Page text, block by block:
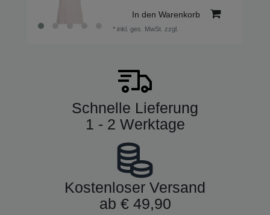
In den Warenkorb
* inkl. ges. MwSt. zzgl.
Schnelle Lieferung
1 - 2 Werktage
Kostenloser Versand
ab € 49,90